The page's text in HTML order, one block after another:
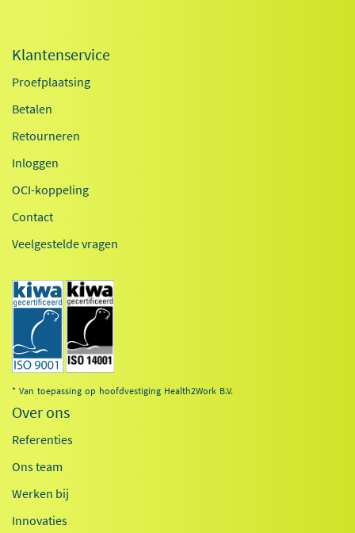
Klantenservice
Proefplaatsing
Betalen
Retourneren
Inloggen
OCI-koppeling
Contact
Veelgestelde vragen
* Van toepassing op hoofdvestiging Health2Work B.V.
Over ons
Referenties
Ons team
Werken bij
Innovaties